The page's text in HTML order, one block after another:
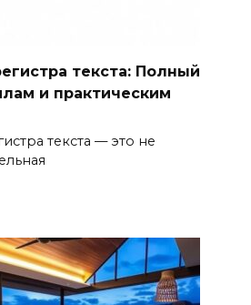
текста: Полный
и практическим
текста — это не